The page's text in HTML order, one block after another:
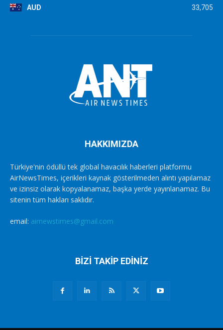
AUD 33,705
HAKKIMIZDA
Türkiye'nin ödüllü tek global havacılık haberleri platformu
AirNewsTimes, içerikleri kaynak gösterilmeden alıntı yapılamaz
ve izinsiz olarak kopyalanamaz, başka yerde yayınlanamaz. Bu
sitenin tüm hakları saklıdır.
email: airnewstimes@gmail.com
BİZİ TAKİP EDİNİZ